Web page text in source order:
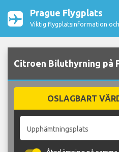
Prague Flygplats
Viktig flygplatsinformation
Citroen Biluthyrning på
OSLAGBART
Upphämtningsplats